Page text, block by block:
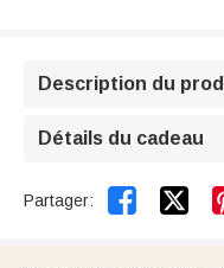
Description du
Détails du cadeau
Partager: 